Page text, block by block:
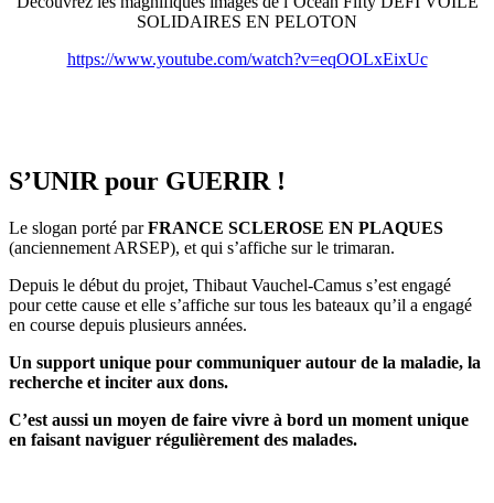
SOLIDAIRES EN PELOTON
https://www.youtube.com/watch?v=eqOOLxEixUc
S’UNIR pour GUERIR !
Le slogan porté parFRANCE SCLEROSE EN PLAQUES
(anciennement ARSEP), et qui s’affiche sur le trimaran.
Depuis le début du projet, Thibaut Vauchel-Camus s’est engagé
pour cette cause et elle s’affiche sur tous les bateaux qu’il a engagé
en course depuis plusieurs années.
Un support unique pour communiquer autour de la maladie, la
recherche et inciter aux dons.
C’est aussi un moyen de faire vivre à bord un moment unique
en faisant naviguer régulièrement des malades.